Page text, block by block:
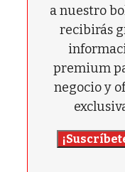
a nuestro
recibirás
premium
negocio y